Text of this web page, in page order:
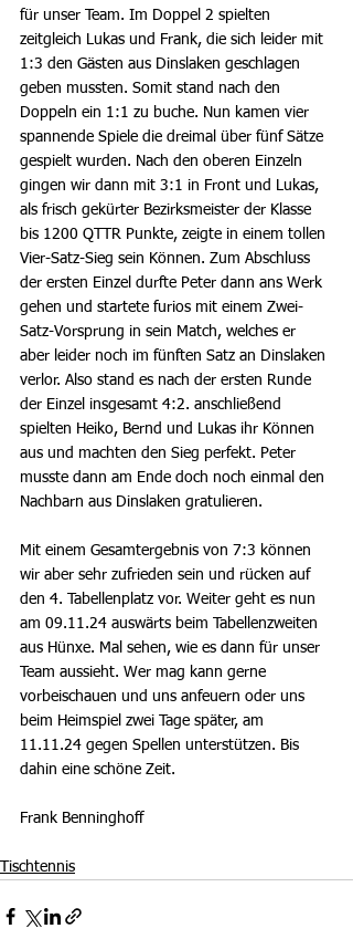
für unser Team. Im Doppel 2 spielten
zeitgleich Lukas und Frank, die sich leider mit
1:3 den Gästen aus Dinslaken geschlagen
geben mussten. Somit stand nach den
Doppeln ein 1:1 zu buche. Nun kamen vier
spannende Spiele die dreimal über fünf Sätze
gespielt wurden. Nach den oberen Einzeln
gingen wir dann mit 3:1 in Front und Lukas,
als frisch gekürter Bezirksmeister der Klasse
bis 1200 QTTR Punkte, zeigte in einem tollen
Vier-Satz-Sieg sein Können. Zum Abschluss
der ersten Einzel durfte Peter dann ans Werk
gehen und startete furios mit einem Zwei-
Satz-Vorsprung in sein Match, welches er
aber leider noch im fünften Satz an Dinslaken
verlor. Also stand es nach der ersten Runde
der Einzel insgesamt 4:2. anschließend
spielten Heiko, Bernd und Lukas ihr Können
aus und machten den Sieg perfekt. Peter
musste dann am Ende doch noch einmal den
Nachbarn aus Dinslaken gratulieren.
Mit einem Gesamtergebnis von 7:3 können
wir aber sehr zufrieden sein und rücken auf
den 4. Tabellenplatz vor. Weiter geht es nun
am 09.11.24 auswärts beim Tabellenzweiten
aus Hünxe. Mal sehen, wie es dann für unser
Team aussieht. Wer mag kann gerne
vorbeischauen und uns anfeuern oder uns
beim Heimspiel zwei Tage später, am
11.11.24 gegen Spellen unterstützen. Bis
dahin eine schöne Zeit.
Frank Benninghoff
Tischtennis